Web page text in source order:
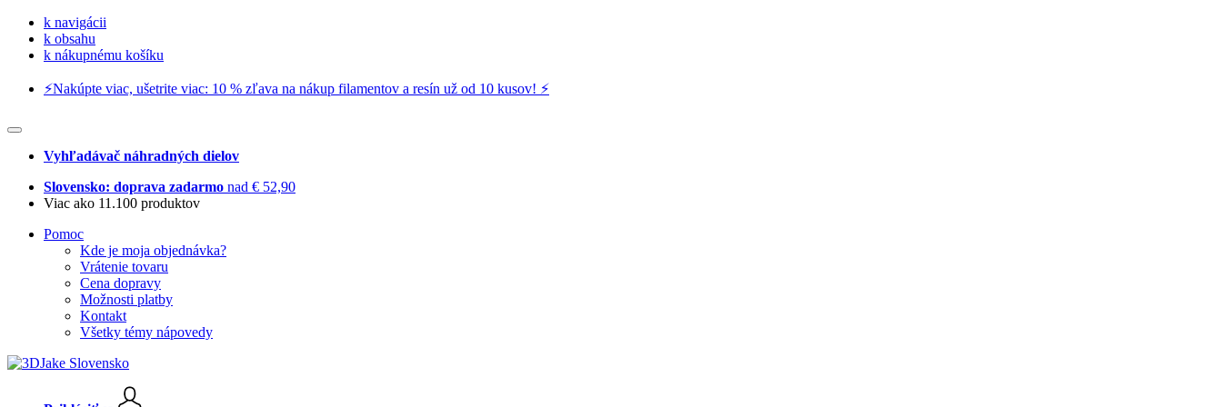
k navigácii
k obsahu
k nákupnému košíku
⚡️Nakúpte viac, ušetrite viac: 10 % zľava na nákup filamentov a resín už od 10 kusov! ⚡️
Vyhľadávač náhradných dielov
Slovensko: doprava zadarmo nad € 52,90
Viac ako 11.100 produktov
Pomoc
Kde je moja objednávka?
Vrátenie tovaru
Cena dopravy
Možnosti platby
Kontakt
Všetky témy nápovedy